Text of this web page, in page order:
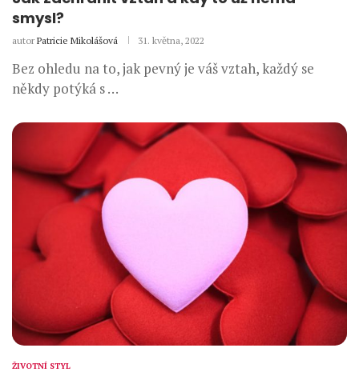
smysl?
autor Patricie Mikolášová 31. května, 2022
Bez ohledu na to, jak pevný je váš vztah, každý se
někdy potýká s …
ŽIVOTNÍ STYL